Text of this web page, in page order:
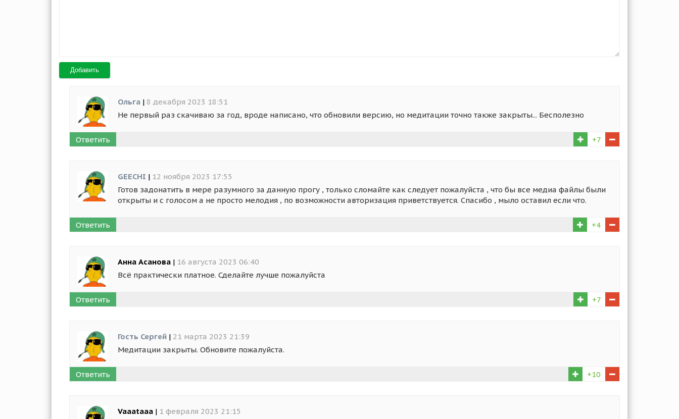
Добавить
Ольга | 8 декабря 2023 18:51
Не первый раз скачиваю за год, вроде написано, что обновили версию, но медитации точно также закрыты... Бесполезно
Ответить +7
GEECHI | 12 ноября 2023 17:55
Готов задонатить в мере разумного за данную прогу , только сломайте как следует пожалуйста , что бы все медиа файлы были
открыты и с голосом а не просто мелодия , по возможности авторизация приветствуется. Спасибо , мыло оставил если что.
Ответить +4
Анна Асанова | 16 августа 2023 06:40
Всё практически платное. Сделайте лучше пожалуйста
Ответить +7
Гость Сергей | 21 марта 2023 21:39
Медитации закрыты. Обновите пожалуйста.
Ответить +10
Vaaataaa | 1 февраля 2023 21:15